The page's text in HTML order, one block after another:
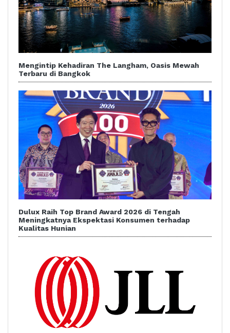
Mengintip Kehadiran The Langham, Oasis Mewah
Terbaru di Bangkok
Dulux Raih Top Brand Award 2026 di Tengah
Meningkatnya Ekspektasi Konsumen terhadap
Kualitas Hunian